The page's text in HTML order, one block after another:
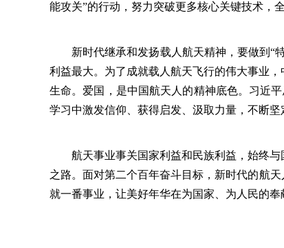
能攻关”的行动，努力突破更多核心关键技术，
新时代继承和发扬载人航天精神，要做到“特
利益最大。为了成就载人航天飞行的伟大事业
生命。爱国，是中国航天人的精神底色。习近
学习中激发信仰、获得启发、汲取力量，不断
航天事业事关国家利益和民族利益，始终与
之路。面对第二个百年奋斗目标，新时代的航
就一番事业，让美好年华在为国家、为人民的奉